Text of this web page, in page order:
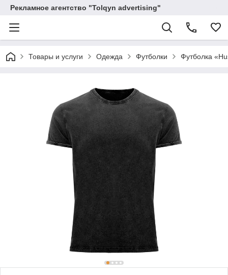
Рекламное агентство "Tolqyn advertising"
Товары и услуги Одежда Футболки Футболка